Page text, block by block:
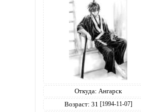
Откуда: Ангарск
Возраст: 31 [1994-11-07]